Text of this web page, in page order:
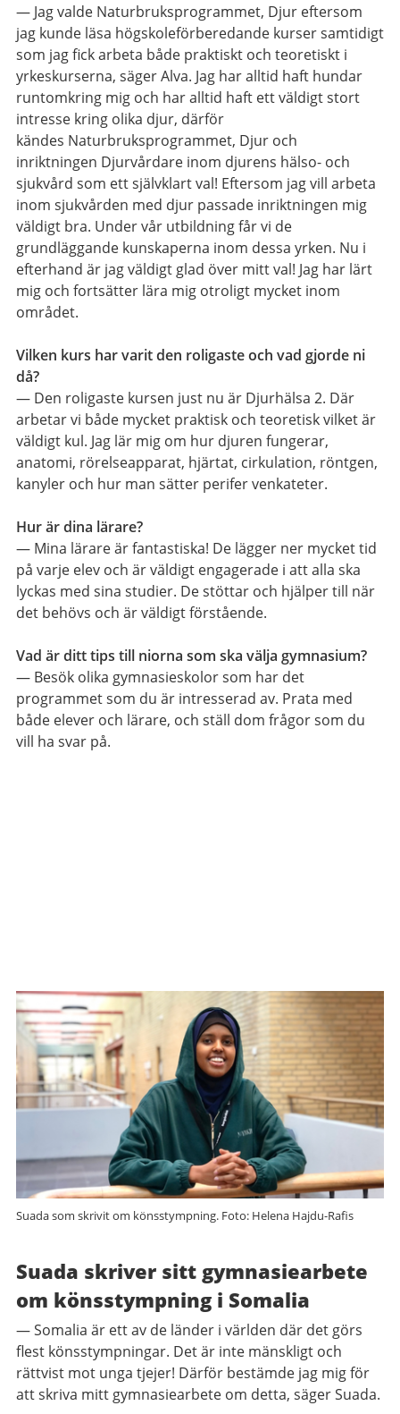
— Jag valde Naturbruksprogrammet, Djur eftersom
jag kunde läsa högskoleförberedande kurser samtidigt
som jag fick arbeta både praktiskt och teoretiskt i
yrkeskurserna, säger Alva. Jag har alltid haft hundar
runtomkring mig och har alltid haft ett väldigt stort
intresse kring olika djur, därför
kändes Naturbruksprogrammet, Djur och
inriktningen Djurvårdare inom djurens hälso- och
sjukvård som ett självklart val! Eftersom jag vill arbeta
inom sjukvården med djur passade inriktningen mig
väldigt bra. Under vår utbildning får vi de
grundläggande kunskaperna inom dessa yrken. Nu i
efterhand är jag väldigt glad över mitt val! Jag har lärt
mig och fortsätter lära mig otroligt mycket inom
området.
Vilken kurs har varit den roligaste och vad gjorde ni
då?
— Den roligaste kursen just nu är Djurhälsa 2. Där
arbetar vi både mycket praktisk och teoretisk vilket är
väldigt kul. Jag lär mig om hur djuren fungerar,
anatomi, rörelseapparat, hjärtat, cirkulation, röntgen,
kanyler och hur man sätter perifer venkateter.
Hur är dina lärare?
— Mina lärare är fantastiska! De lägger ner mycket tid
på varje elev och är väldigt engagerade i att alla ska
lyckas med sina studier. De stöttar och hjälper till när
det behövs och är väldigt förstående.
Vad är ditt tips till niorna som ska välja gymnasium?
— Besök olika gymnasieskolor som har det
programmet som du är intresserad av. Prata med
både elever och lärare, och ställ dom frågor som du
vill ha svar på.
Suada som skrivit om könsstympning. Foto: Helena Hajdu-Rafis
Suada skriver sitt gymnasiearbete
om könsstympning i Somalia
— Somalia är ett av de länder i världen där det görs
flest könsstympningar. Det är inte mänskligt och
rättvist mot unga tjejer! Därför bestämde jag mig för
att skriva mitt gymnasiearbete om detta, säger Suada.